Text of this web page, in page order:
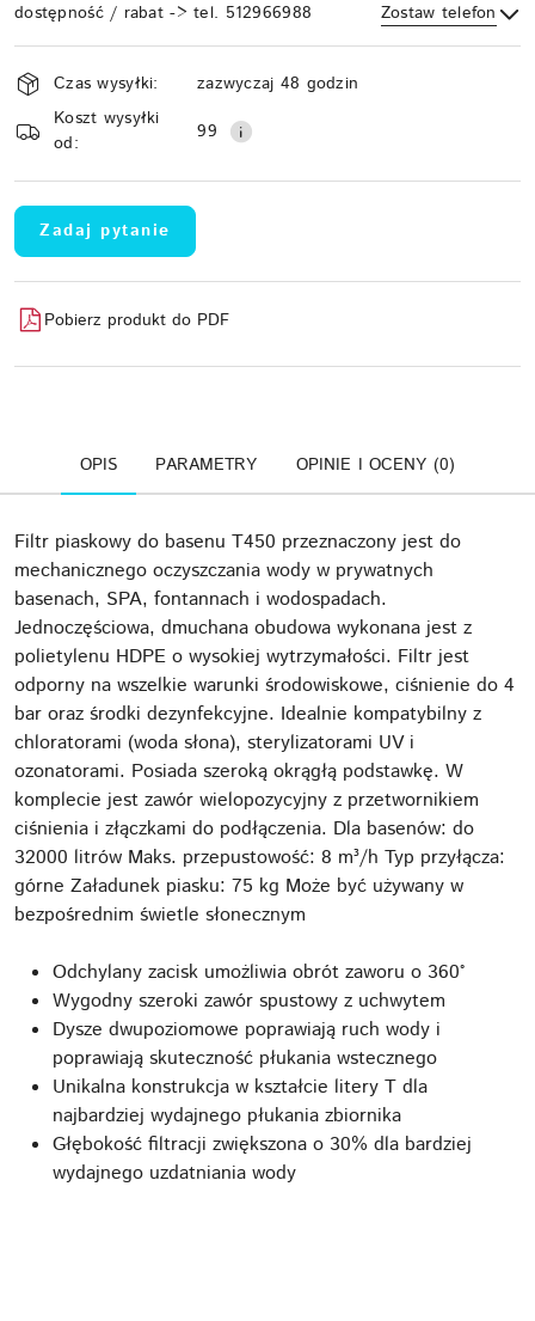
dostępność / rabat -> tel. 512966988 Zostaw telefon
Wyślij
Dostępność
i
dostawa
Czas wysyłki:
zazwyczaj 48 godzin
Koszt wysyłki
od:
99
Zadaj pytanie
Pobierz produkt do PDF
OPIS PARAMETRY OPINIE I OCENY (0)
Filtr piaskowy do basenu T450 przeznaczony jest do
mechanicznego oczyszczania wody w prywatnych
basenach, SPA, fontannach i wodospadach.
Jednoczęściowa, dmuchana obudowa wykonana jest z
polietylenu HDPE o wysokiej wytrzymałości. Filtr jest
odporny na wszelkie warunki środowiskowe, ciśnienie do 4
bar oraz środki dezynfekcyjne. Idealnie kompatybilny z
chloratorami (woda słona), sterylizatorami UV i
ozonatorami. Posiada szeroką okrągłą podstawkę. W
komplecie jest zawór wielopozycyjny z przetwornikiem
ciśnienia i złączkami do podłączenia. Dla basenów: do
32000 litrów Maks. przepustowość: 8 m³/h Typ przyłącza:
górne Załadunek piasku: 75 kg Może być używany w
bezpośrednim świetle słonecznym
Odchylany zacisk umożliwia obrót zaworu o 360°
Wygodny szeroki zawór spustowy z uchwytem
Dysze dwupoziomowe poprawiają ruch wody i
poprawiają skuteczność płukania wstecznego
Unikalna konstrukcja w kształcie litery T dla
najbardziej wydajnego płukania zbiornika
Głębokość filtracji zwiększona o 30% dla bardziej
wydajnego uzdatniania wody